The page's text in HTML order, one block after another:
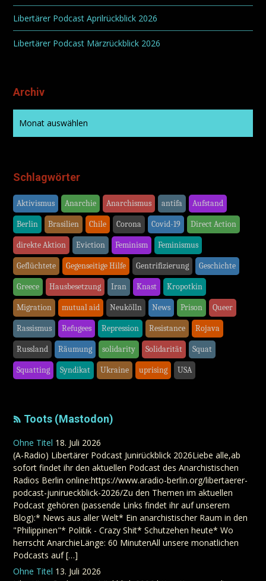
Libertärer Podcast Aprilrückblick 2026
Libertärer Podcast Märzrückblick 2026
Archiv
Schlagwörter
Aktivismus Anarchie Anarchismus antifa Aufstand
Berlin Brasilien Chile Corona Covid-19 Direct Action
direkte Aktion Eviction Feminism Feminismus
Geflüchtete Gegenseitige Hilfe Gentrifizierung Geschichte
Greece Hausbesetzung Iran Knast Kropotkin
Migration mutual aid Neukölln News Prison Queer
Rassismus Refugees Repression Resistance Rojava
Russland Räumung solidarity Solidarität Squat
Squatting Syndikat Ukraine uprising USA
Toots (Mastodon)
Ohne Titel 18. Juli 2026
(A-Radio) Libertärer Podcast Junirückblick 2026Liebe alle,ab
sofort findet ihr den aktuellen Podcast des Anarchistischen
Radios Berlin online:https://www.aradio-berlin.org/libertaerer-
podcast-junirueckblick-2026/Zu den Themen im aktuellen
Podcast gehören (passende Links findet ihr auf unserem
Blog):* News aus aller Welt* Ein anarchistischer Raum in den
"Philippinen"* Politik - Crazy Shit* Schutzehen heute* Wo
herrscht AnarchieLänge: 60 MinutenAll unsere monatlichen
Podcasts auf […]
Ohne Titel 13. Juli 2026